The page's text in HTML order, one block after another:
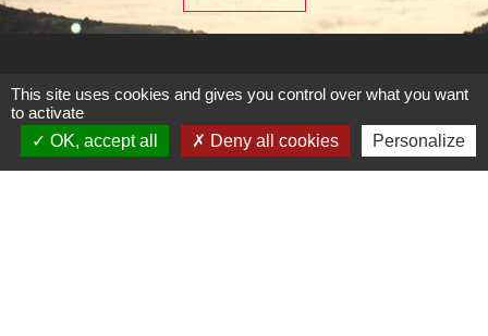
Liens
Page Facebook de la commune
This site uses cookies and gives you control over what you want
to activate
OK, accept all
Deny all cookies Personalize